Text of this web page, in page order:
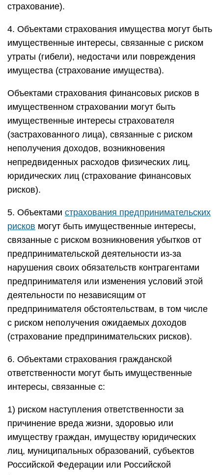
страхование).
4. Объектами страхования имущества могут быть
имущественные интересы, связанные с риском
утраты (гибели), недостачи или повреждения
имущества (страхование имущества).
Объектами страхования финансовых рисков в
имущественном страховании могут быть
имущественные интересы страхователя
(застрахованного лица), связанные с риском
неполучения доходов, возникновения
непредвиденных расходов физических лиц,
юридических лиц (страхование финансовых
рисков).
5. Объектами страхования предпринимательских
рисков могут быть имущественные интересы,
связанные с риском возникновения убытков от
предпринимательской деятельности из-за
нарушения своих обязательств контрагентами
предпринимателя или изменения условий этой
деятельности по независящим от
предпринимателя обстоятельствам, в том числе
с риском неполучения ожидаемых доходов
(страхование предпринимательских рисков).
6. Объектами страхования гражданской
ответственности могут быть имущественные
интересы, связанные с:
1) риском наступления ответственности за
причинение вреда жизни, здоровью или
имуществу граждан, имуществу юридических
лиц, муниципальных образований, субъектов
Российской Федерации или Российской